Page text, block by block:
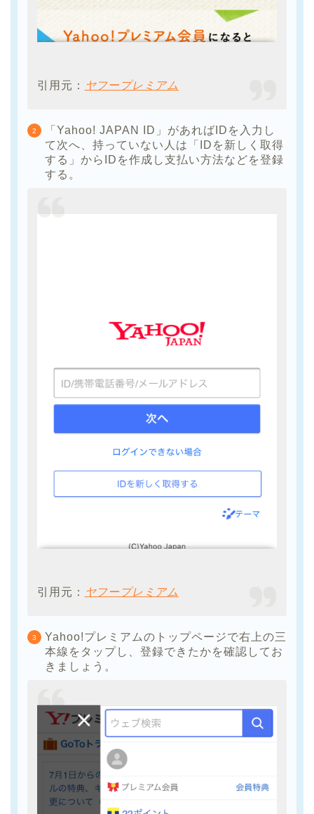
引用元： ヤフープレミアム
「Yahoo! JAPAN ID」があればIDを入力し
て次へ、持っていない人は「IDを新しく取得
する」からIDを作成し支払い方法などを登録
する。
引用元： ヤフープレミアム
Yahoo!プレミアムのトップページで右上の三
本線をタップし、登録できたかを確認してお
きましょう。